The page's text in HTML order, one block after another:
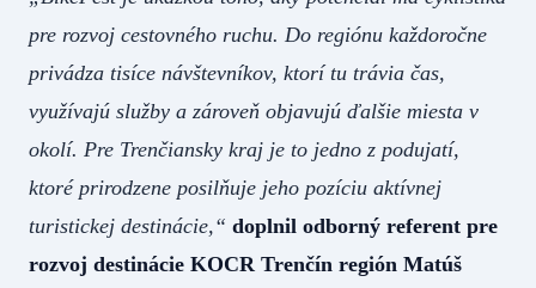
pre rozvoj cestovného ruchu. Do regiónu každoročne
privádza tisíce návštevníkov, ktorí tu trávia čas,
využívajú služby a zároveň objavujú ďalšie miesta v
okolí. Pre Trenčiansky kraj je to jedno z podujatí,
ktoré prirodzene posilňuje jeho pozíciu aktívnej
turistickej destinácie,“ doplnil odborný referent pre
rozvoj destinácie KOCR Trenčín región Matúš